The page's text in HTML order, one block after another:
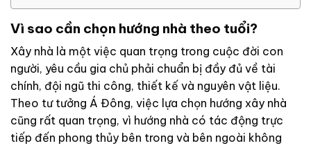
Vì sao cần chọn hướng nhà theo tuổi?
Xây nhà là một việc quan trọng trong cuộc đời con
người, yêu cầu gia chủ phải chuẩn bị đầy đủ về tài
chính, đội ngũ thi công, thiết kế và nguyên vật liệu.
Theo tư tưởng Á Đông, việc lựa chọn hướng xây nhà
cũng rất quan trọng, vì hướng nhà có tác động trực
tiếp đến phong thủy bên trong và bên ngoài không